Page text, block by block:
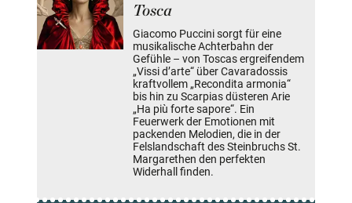
Tosca
Giacomo Puccini sorgt für eine
musikalische Achterbahn der
Gefühle – von Toscas ergreifendem
„Vissi d’arte“ über Cavaradossis
kraftvollem „Recondita armonia“
bis hin zu Scarpias düsteren Arie
„Ha più forte sapore“. Ein
Feuerwerk der Emotionen mit
packenden Melodien, die in der
Felslandschaft des Steinbruchs St.
Margarethen den perfekten
Widerhall finden.